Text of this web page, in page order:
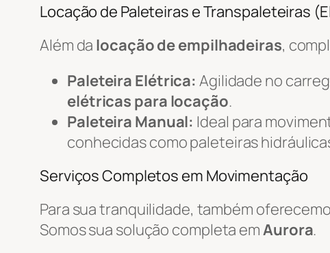
Locação de Paleteiras e Transpaleteiras
Além da locação de empilhadeiras,
Paleteira Elétrica: Agilidade no
elétricas para locação.
Paleteira Manual: Ideal para
conhecidas como paleteiras
Serviços Completos em Movimentação
Para sua tranquilidade, também
Somos sua solução completa emAurora.